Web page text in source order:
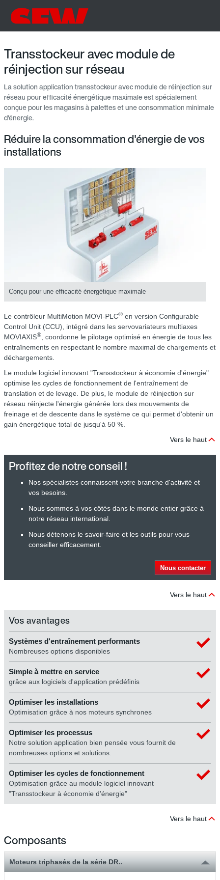
Transstockeur avec module de
réinjection sur réseau
La solution application transstockeur avec module de réinjection sur
réseau pour efficacité énergétique maximale est spécialement
conçue pour les magasins à palettes et une consommation minimale
d'énergie.
Réduire la consommation d'énergie de vos
installations
Conçu pour une efficacité énergétique maximale
Le contrôleur MultiMotion MOVI-PLC® en version Configurable
Control Unit (CCU), intégré dans les servovariateurs multiaxes
MOVIAXIS®, coordonne le pilotage optimisé en énergie de tous les
entraînements en respectant le nombre maximal de chargements et
déchargements.
Le module logiciel innovant "Transstockeur à économie d'énergie"
optimise les cycles de fonctionnement de l'entraînement de
translation et de levage. De plus, le module de réinjection sur
réseau réinjecte l'énergie générée lors des mouvements de
freinage et de descente dans le système ce qui permet d'obtenir un
gain énergétique total de jusqu'à 50 %.
Vers le haut
Profitez de notre conseil !
Nos spécialistes connaissent votre branche d'activité et
vos besoins.
Nous sommes à vos côtés dans le monde entier grâce à
notre réseau international.
Nous détenons le savoir-faire et les outils pour vous
conseiller efficacement.
Nous contacter
Vers le haut
Vos avantages
Systèmes d'entraînement performants
Nombreuses options disponibles
Simple à mettre en service
grâce aux logiciels d'application prédéfinis
Optimiser les installations
Optimisation grâce à nos moteurs synchrones
Optimiser les processus
Notre solution application bien pensée vous fournit de
nombreuses options et solutions.
Optimiser les cycles de fonctionnement
Optimisation grâce au module logiciel innovant
"Transstockeur à économie d'énergie"
Vers le haut
Composants
Moteurs triphasés de la série DR..